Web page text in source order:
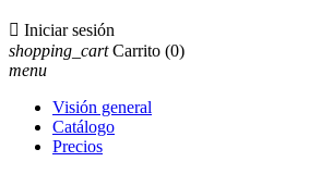
 Iniciar sesión
shopping_cart Carrito (0)
menu
Visión general
Catálogo
Precios